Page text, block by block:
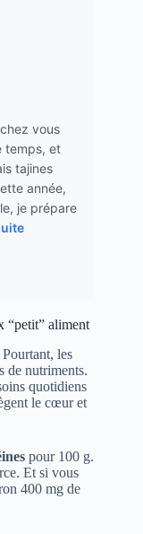
vous
temps, et
tajines
année,
je prépare
“petit” aliment
les
de nutriments.
quotidiens
le cœur et
pour 100 g.
Et si vous
400 mg de